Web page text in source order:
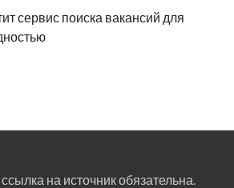
сервис поиска вакансий для
на источник обязательна.